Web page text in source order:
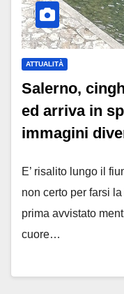
ATTUALITÀ
Salerno,
ed arriva in
immagini
E’ risalito lungo il
non certo per farsi
prima avvistato
cuore…